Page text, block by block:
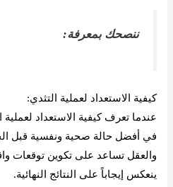
ننصحك بمعرفة:
كيفية الاستعداد لعملية التثدي:
عندما تعرف كيفية الاستعداد
في أفضل حالة صحية ونفسية قبل
والعقل تساعد على تكوين توقعات
ينعكس إيجاباً على النتائج النهائية.